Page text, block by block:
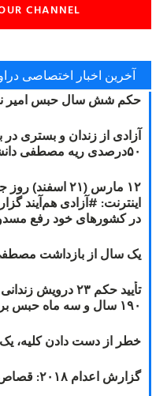
CHANNEL
آخرین اخبار اختصاصی
حکم شش سال حبس امیر
آزادی از زندان و بستری در
۵۰درصدی ریه مصطفی دانشجو
۱۲ مارس (۲۱
در کشورهای خود رفع
یک سال از بازداشت
تأیید حکم ۲۳
۱۹۰ سال و سه ماه حبس برای ۲۳ درویش گنابادی قطعی شد
خطر از دست دادن کلیه، یک
گزارش اعدام ۲۰۱۸: قصاص و بخشش